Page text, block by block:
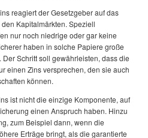
reagiert der Gesetzgeber auf das
Kapitalmärkten. Speziell
nur noch niedrige oder gar keine
haben in solche Papiere große
Schritt soll gewährleisten, dass die
einen Zins versprechen, den sie auch
können.
ist nicht die einzige Komponente, auf
einen Anspruch haben. Hinzu
zum Beispiel dann, wenn die
Erträge bringt, als die garantierte